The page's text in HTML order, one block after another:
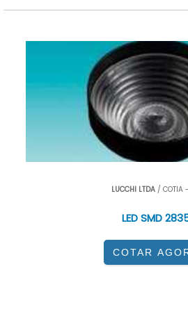
LUCCHI LTDA / COTIA
LED SMD
COTAR